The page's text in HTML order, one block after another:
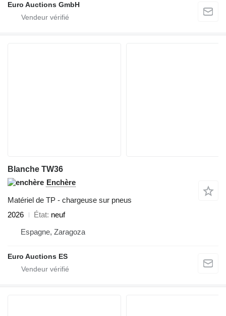
Euro Auctions GmbH
Blanche TW36
Enchère
Matériel de TP - chargeuse sur pneus
2026
État neuf
Espagne, Zaragoza
Euro Auctions ES